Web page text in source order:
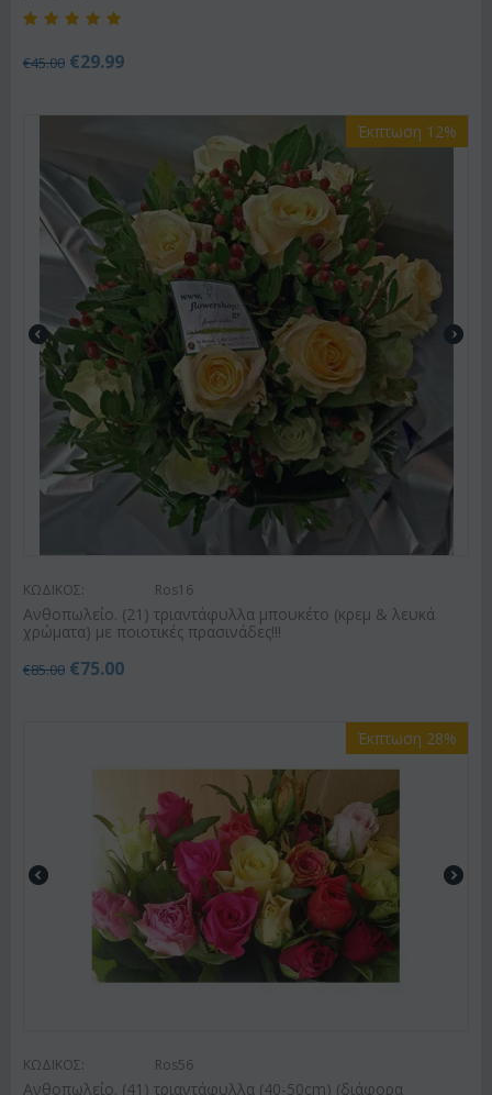
€45.00 €29.99
Έκπτωση 12%
ΚΩΔΙΚΟΣ: Ros16
Ανθοπωλείο. (21) τριαντάφυλλα μπουκέτο (κρεμ & λευκά
χρώματα) με ποιοτικές πρασινάδες!!!
€85.00 €75.00
Έκπτωση 28%
ΚΩΔΙΚΟΣ: Ros56
Ανθοπωλείο. (41) τριαντάφυλλα (40-50cm) (διάφορα